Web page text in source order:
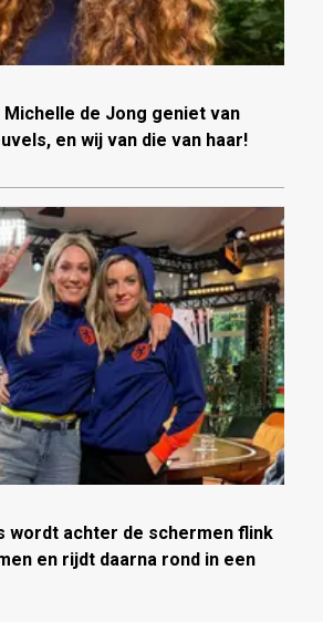
de Jong geniet van
en wij van die van haar!
wordt achter de schermen flink
en rijdt daarna rond in een